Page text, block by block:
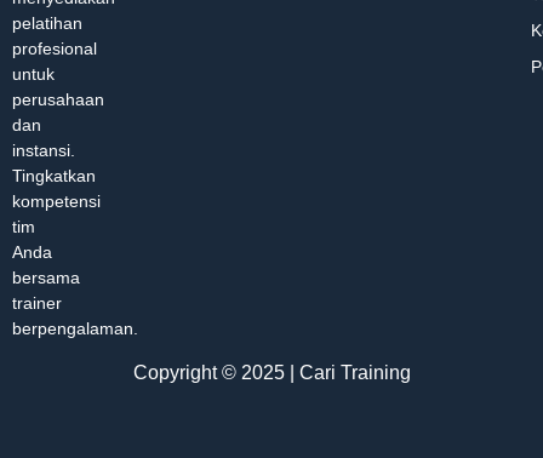
pelatihan
profesional
untuk
perusahaan
dan
instansi.
Tingkatkan
kompetensi
tim
Anda
bersama
trainer
berpengalaman.
Copyright © 2025 | Cari Training